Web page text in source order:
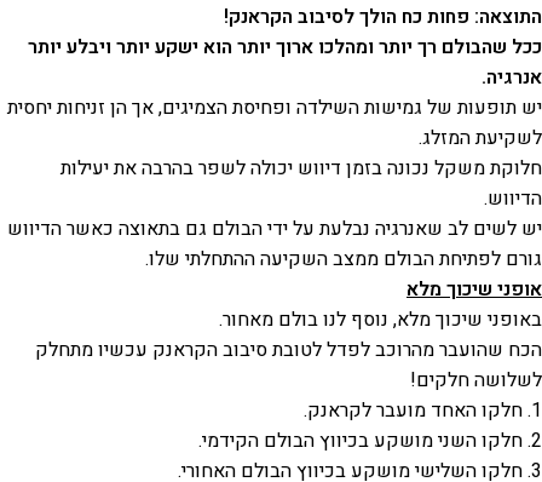
התוצאה: פחות כח הולך לסיבוב הקראנק!
ככל שהבולם רך יותר ומהלכו ארוך יותר הוא ישקע יותר ויבלע יותר
אנרגיה.
יש תופעות של גמישות השילדה ופחיסת הצמיגים, אך הן זניחות יחסית
לשקיעת המזלג.
חלוקת משקל נכונה בזמן דיווש יכולה לשפר בהרבה את יעילות
הדיווש.
יש לשים לב שאנרגיה נבלעת על ידי הבולם גם בתאוצה כאשר הדיווש
גורם לפתיחת הבולם ממצב השקיעה ההתחלתי שלו.
אופני שיכוך מלא
באופני שיכוך מלא, נוסף לנו בולם מאחור.
הכח שהועבר מהרוכב לפדל לטובת סיבוב הקראנק עכשיו מתחלק
לשלושה חלקים!
1. חלקו האחד מועבר לקראנק.
2. חלקו השני מושקע בכיווץ הבולם הקידמי.
3. חלקו השלישי מושקע בכיווץ הבולם האחורי.